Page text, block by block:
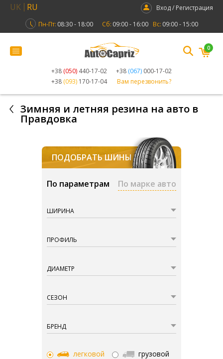
UK RU
Вход / Регистрация
Пн-Пт: 08:30 - 18:00 Сб: 09:00 - 16:00 Вс: 09:00 - 15:00
+38 (050) 440-17-02 +38 (067) 000-17-02
+38 (093) 170-17-04 Вам перезвонить?
0
Зимняя и летняя резина на авто в
Правдовка
ПОДОБРАТЬ ШИНЫ
По параметрам По марке авто
ШИРИНА
ПРОФИЛЬ
ДИАМЕТР
СЕЗОН
БРЕНД
легковой грузовой